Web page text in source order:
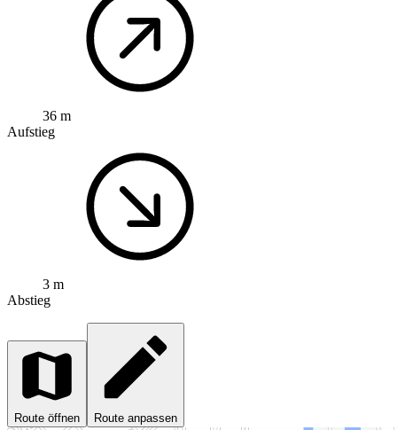
36 m
Aufstieg
3 m
Abstieg
Route öffnen Route anpassen